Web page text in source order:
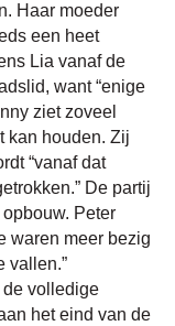
Haar moeder
een heet
Lia vanaf de
want “enige
ziet zoveel
kan houden. Zij
“vanaf dat
De partij
Peter
waren meer bezig
vallen.”
de volledige
het eind van de